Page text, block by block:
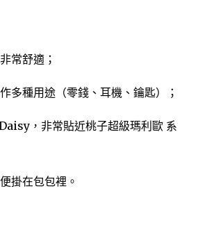
常舒適；
多種用途（零錢、耳機、鑰匙）；
，非常貼近桃子超級瑪利歐 系
掛在包包裡。